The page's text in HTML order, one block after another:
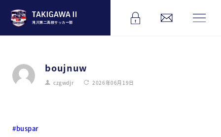
滝川第二高校サッカー部
boujnuw
czgwdjr 2026年06月19日
#buspar